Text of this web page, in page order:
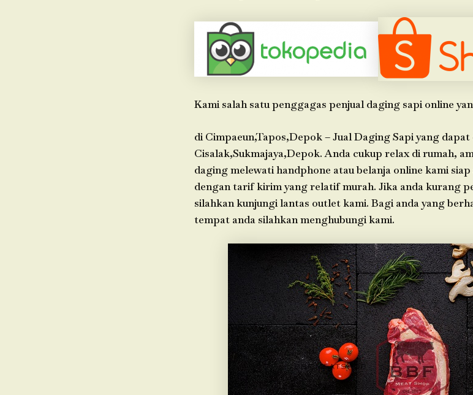
Kami salah satu penggagas penjual daging sapi online
di Cimpaeun,Tapos,Depok – Jual Daging Sapi yang
Cisalak,Sukmajaya,Depok. Anda cukup relax di rumah,
daging melewati handphone atau belanja online kami
dengan tarif kirim yang relatif murah. Jika anda kurang
silahkan kunjungi lantas outlet kami. Bagi anda yang
tempat anda silahkan menghubungi kami.